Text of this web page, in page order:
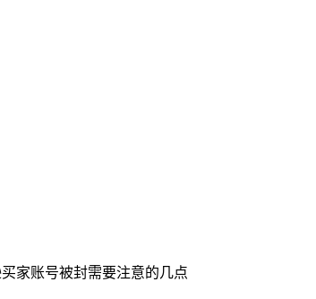
家账号被封需要注意的几点